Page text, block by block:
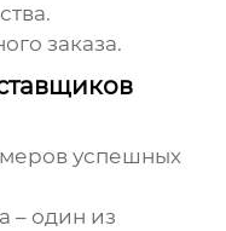
заказа.
успешных
– один из